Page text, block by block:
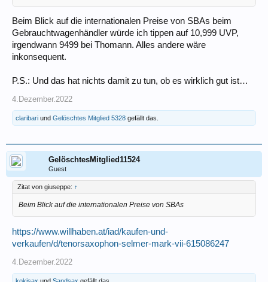
Beim Blick auf die internationalen Preise von SBAs beim
Gebrauchtwagenhändler würde ich tippen auf 10,999 UVP,
irgendwann 9499 bei Thomann. Alles andere wäre
inkonsequent.
P.S.: Und das hat nichts damit zu tun, ob es wirklich gut ist…
4.Dezember.2022
claribari und Gelöschtes Mitglied 5328 gefällt das.
GelöschtesMitglied11524
Guest
Zitat von giuseppe: ↑
Beim Blick auf die internationalen Preise von SBAs
https://www.willhaben.at/iad/kaufen-und-
verkaufen/d/tenorsaxophon-selmer-mark-vii-615086247
4.Dezember.2022